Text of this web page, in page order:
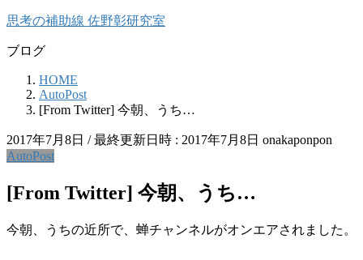
コ
テ
キ
ッ
ナ
ゲ
に
移
思考の補助線 佐野彰研究室
ブログ
HOME
AutoPost
[From Twitter] 今朝、うち…
2017年7月8日 / 最終更新日時 : 2017年7月8日 onakaponpon
AutoPost
[From Twitter] 今朝、うち…
今朝、うちの近所で、蝉チャンネルがオンエアされました。